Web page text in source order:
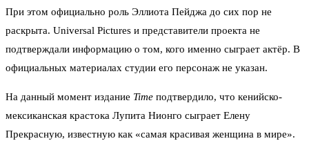
При этом официально роль Эллиота Пейджа до сих пор не
раскрыта. Universal Pictures и представители проекта не
подтверждали информацию о том, кого именно сыграет актёр. В
официальных материалах студии его персонаж не указан.
На данный момент издание Time подтвердило, что кенийско-
мексиканская крастока Лупита Нионго сыграет Елену
Прекрасную, известную как «самая красивая женщина в мире».